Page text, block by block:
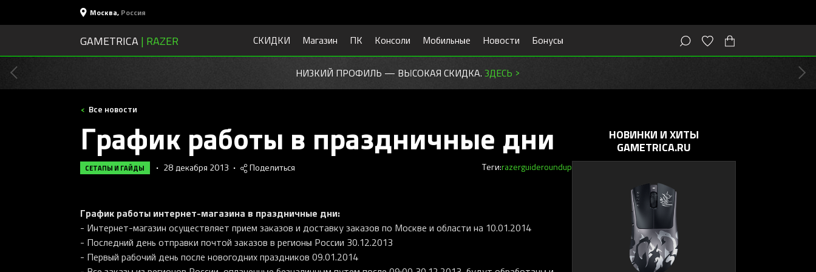
Москва, Россия
GAMETRICA | RAZER СКИДКИ Магазин ПК Консоли Мобильные Новости Бонусы
НИЗКИЙ ПРОФИЛЬ — ВЫСОКАЯ СКИДКА. ЗДЕСЬ >
Все новости
График работы в праздничные дни
СЕТАПЫ И ГАЙДЫ • 28 декабря 2013 • Поделиться Теги:razerguideroundup
График работы интернет-магазина в праздничные дни:
- Интернет-магазин осуществляет прием заказов и доставку заказов по Москве и области на 10.01.2014
- Последний день отправки почтой заказов в регионы России 30.12.2013
- Первый рабочий день после новогодних праздников 09.01.2014
НОВИНКИ И ХИТЫ
GAMETRICA.RU